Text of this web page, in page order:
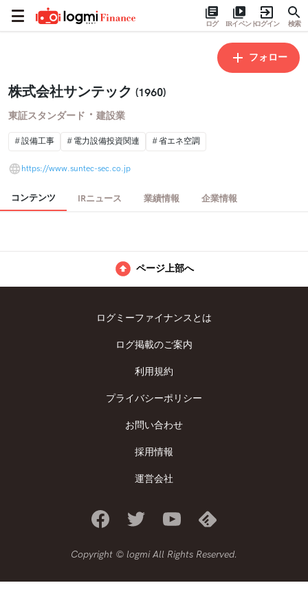
ログ IRイベントログイン 検索
フォロー
株式会社サンテック (1960)
東証スタンダード ・ 建設業
設備工事 電力設備投資関連 省エネ空調
https://www.suntec-sec.co.jp
コンテンツ IRニュース 業績情報 企業情報
ページ上部へ
ログミーファイナンスとは
ログ掲載のご案内
利用規約
プライバシーポリシー
お問い合わせ
採用情報
運営会社
Copyright © logmi All Rights Reserved.